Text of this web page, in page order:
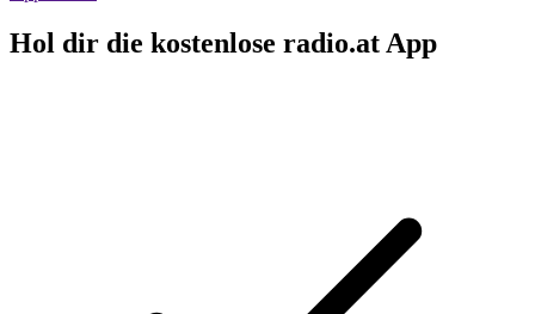
Hol dir die kostenlose radio.at App